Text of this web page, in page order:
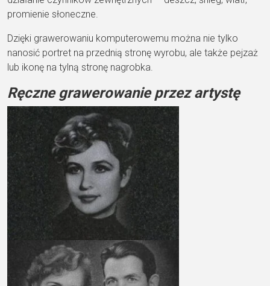
promienie słoneczne.
Dzięki grawerowaniu komputerowemu można nie tylko
nanosić portret na przednią stronę wyrobu, ale także pejzaż
lub ikonę na tylną stronę nagrobka.
Ręczne grawerowanie przez artystę